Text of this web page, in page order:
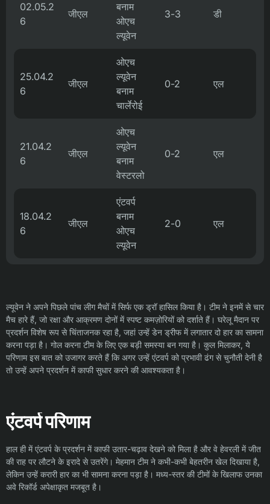
02.05.2
6
जीएल
बनाम
ओएच
ल्यूवेन
3-3 डी
25.04.2
6
जीएल
ओएच
ल्यूवेन
बनाम
चार्लेरोई
0-2 एल
21.04.2
6
जीएल
ओएच
ल्यूवेन
बनाम
वेस्टरलो
0-2 एल
18.04.2
6
जीएल
एंटवर्प
बनाम
ओएच
ल्यूवेन
2-0 एल
ल्यूवेन ने अपने पिछले पांच लीग मैचों में सिर्फ एक ड्रॉ हासिल किया है। टीम ने इनमें से चार
मैच हारे हैं, जो रक्षा और आक्रमण दोनों में स्पष्ट कमज़ोरियों को दर्शाते हैं। घरेलू मैदान पर
प्रदर्शन विशेष रूप से चिंताजनक रहा है, जहां उन्हें डेन ड्रीफ में लगातार दो हार का सामना
करना पड़ा है। गोल करना टीम के लिए एक बड़ी समस्या बन गया है। कुल मिलाकर, ये
परिणाम इस बात को उजागर करते हैं कि अगर उन्हें एंटवर्प को प्रभावी ढंग से चुनौती देनी है
तो उन्हें अपने प्रदर्शन में काफी सुधार करने की आवश्यकता है।
एंटवर्प परिणाम
हाल ही में एंटवर्प के प्रदर्शन में काफी उतार-चढ़ाव देखने को मिला है और वे हेवरली में जीत
की राह पर लौटने के इरादे से उतरेंगे। मेहमान टीम ने कभी-कभी बेहतरीन खेल दिखाया है,
लेकिन उन्हें करारी हार का भी सामना करना पड़ा है। मध्य-स्तर की टीमों के खिलाफ उनका
अवे रिकॉर्ड अपेक्षाकृत मजबूत है।